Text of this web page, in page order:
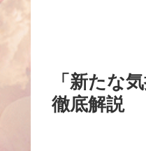
「新たな
徹底解説